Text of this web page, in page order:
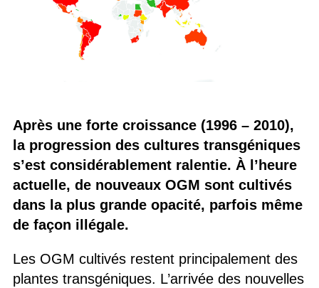
Après une forte croissance (1996 – 2010),
la progression des cultures transgéniques
s’est considérablement ralentie. À l’heure
actuelle, de nouveaux OGM sont cultivés
dans la plus grande opacité, parfois même
de façon illégale.
Les OGM cultivés restent principalement des
plantes transgéniques. L’arrivée des nouvelles